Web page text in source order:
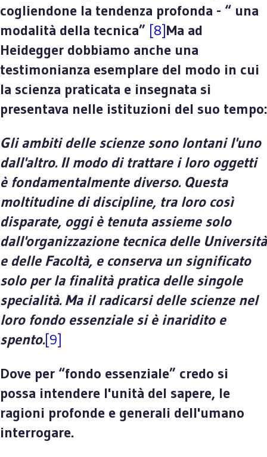
cogliendone la tendenza profonda - “ una
modalità della tecnica” [8]Ma ad
Heidegger dobbiamo anche una
testimonianza esemplare del modo in cui
la scienza praticata e insegnata si
presentava nelle istituzioni del suo tempo:
Gli ambiti delle scienze sono lontani l'uno
dall'altro. Il modo di trattare i loro oggetti
è fondamentalmente diverso. Questa
moltitudine di discipline, tra loro così
disparate, oggi è tenuta assieme solo
dall'organizzazione tecnica delle Università
e delle Facoltà, e conserva un significato
solo per la finalità pratica delle singole
specialità. Ma il radicarsi delle scienze nel
loro fondo essenziale si è inaridito e
spento.[9]
Dove per “fondo essenziale” credo si
possa intendere l'unità del sapere, le
ragioni profonde e generali dell'umano
interrogare.